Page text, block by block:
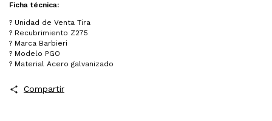
Ficha técnica:
? Unidad de Venta Tira
? Recubrimiento Z275
? Marca Barbieri
? Modelo PGO
? Material Acero galvanizado
Compartir